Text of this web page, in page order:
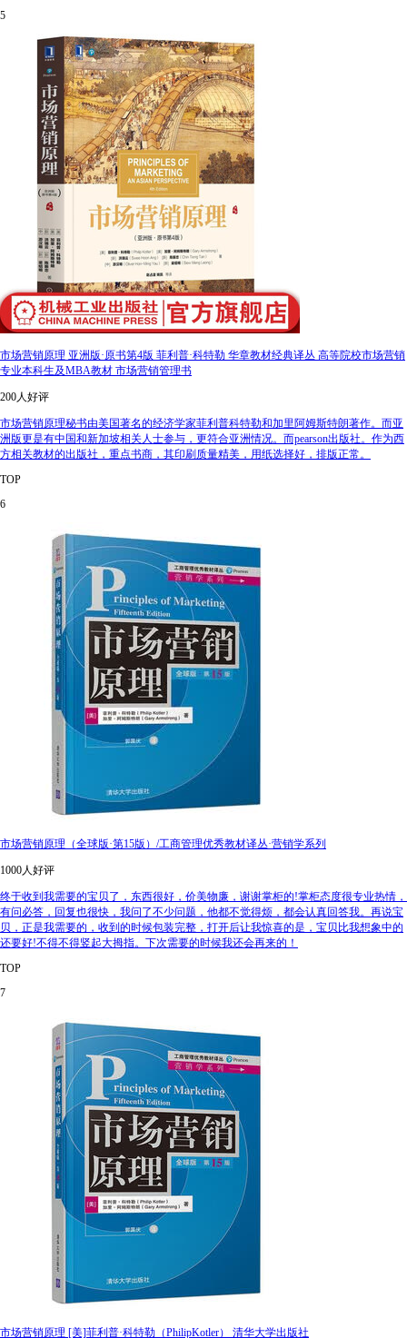
5
市场营销原理 亚洲版·原书第4版 菲利普·科特勒 华章教材经典译丛 高等院校市场营销
专业本科生及MBA教材 市场营销管理书
200人好评
市场营销原理秘书由美国著名的经济学家菲利普科特勒和加里阿姆斯特朗著作。而亚
洲版更是有中国和新加坡相关人士参与，更符合亚洲情况。而pearson出版社。作为西
方相关教材的出版社，重点书商，其印刷质量精美，用纸选择好，排版正常。
TOP
6
市场营销原理（全球版·第15版）/工商管理优秀教材译丛·营销学系列
1000人好评
终于收到我需要的宝贝了，东西很好，价美物廉，谢谢掌柜的!掌柜态度很专业热情，
有问必答，回复也很快，我问了不少问题，他都不觉得烦，都会认真回答我。再说宝
贝，正是我需要的，收到的时候包装完整，打开后让我惊喜的是，宝贝比我想象中的
还要好!不得不得竖起大拇指。下次需要的时候我还会再来的！
TOP
7
市场营销原理 [美]菲利普·科特勒（PhilipKotler） 清华大学出版社